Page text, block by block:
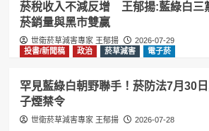
菸稅收入不減反增 王郁揚:藍綠白三
菸銷量與黑市雙贏
世衛菸草減害專家 王郁揚
2026-07-29
投書/新聞稿
政治 菸草減害 電子菸
罕見藍綠白朝野聯手！菸防法7月30
子煙禁令
世衛菸草減害專家 王郁揚 2026-07-28